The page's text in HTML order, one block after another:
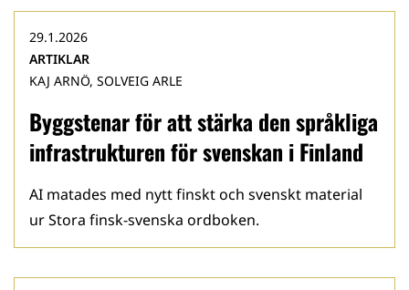
Byggstenar för att stärka den språkliga
infrastrukturen för svenskan i Finland
29.1.2026
ARTIKLAR
KAJ ARNÖ, SOLVEIG ARLE
AI matades med nytt finskt och svenskt material
ur Stora finsk-svenska ordboken.